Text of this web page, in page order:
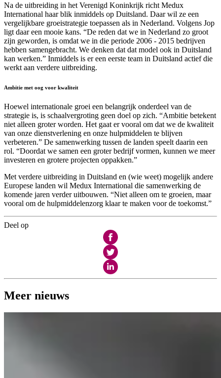
Na de uitbreiding in het Verenigd Koninkrijk richt Medux
International haar blik inmiddels op Duitsland. Daar wil ze een
vergelijkbare groeistrategie toepassen als in Nederland. Volgens Jop
ligt daar een mooie kans. “De reden dat we in Nederland zo groot
zijn geworden, is omdat we in die periode 2006 - 2015 bedrijven
hebben samengebracht. We denken dat dat model ook in Duitsland
kan werken.” Inmiddels is er een eerste team in Duitsland actief die
werkt aan verdere uitbreiding.
Ambitie met oog voor kwaliteit
Hoewel internationale groei een belangrijk onderdeel van de
strategie is, is schaalvergroting geen doel op zich. “Ambitie betekent
niet alleen groter worden. Het gaat er vooral om dat we de kwaliteit
van onze dienstverlening en onze hulpmiddelen te blijven
verbeteren.” De samenwerking tussen de landen speelt daarin een
rol. “Doordat we samen een groter bedrijf vormen, kunnen we meer
investeren en grotere projecten oppakken.”
Met verdere uitbreiding in Duitsland en (wie weet) mogelijk andere
Europese landen wil Medux International die samenwerking de
komende jaren verder uitbouwen. “Niet alleen om te groeien, maar
vooral om de hulpmiddelenzorg klaar te maken voor de toekomst.”
Deel op
Meer nieuws